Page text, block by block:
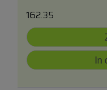
162.35
In